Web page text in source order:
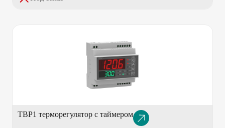
ТВР1 терморегулятор с таймеромОписание
товара